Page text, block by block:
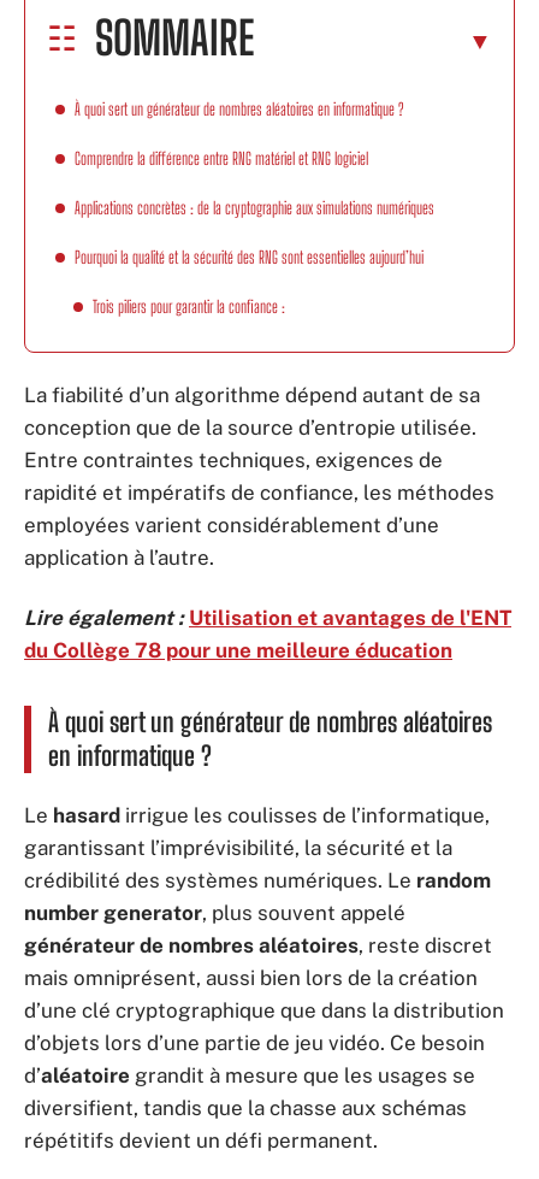
SOMMAIRE
À quoi sert un générateur de nombres aléatoires en informatique ?
Comprendre la différence entre RNG matériel et RNG logiciel
Applications concrètes : de la cryptographie aux simulations numériques
Pourquoi la qualité et la sécurité des RNG sont essentielles aujourd’hui
Trois piliers pour garantir la confiance :
La fiabilité d’un algorithme dépend autant de sa
conception que de la source d’entropie utilisée.
Entre contraintes techniques, exigences de
rapidité et impératifs de confiance, les méthodes
employées varient considérablement d’une
application à l’autre.
Lire également : Utilisation et avantages de l'ENT
du Collège 78 pour une meilleure éducation
À quoi sert un générateur de nombres aléatoires
en informatique ?
Le hasard irrigue les coulisses de l’informatique,
garantissant l’imprévisibilité, la sécurité et la
crédibilité des systèmes numériques. Le random
number generator, plus souvent appelé
générateur de nombres aléatoires, reste discret
mais omniprésent, aussi bien lors de la création
d’une clé cryptographique que dans la distribution
d’objets lors d’une partie de jeu vidéo. Ce besoin
d’aléatoire grandit à mesure que les usages se
diversifient, tandis que la chasse aux schémas
répétitifs devient un défi permanent.